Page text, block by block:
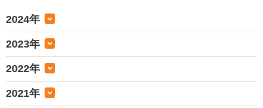
2024年
2023年
2022年
2021年